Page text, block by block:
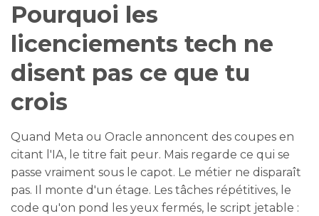
Pourquoi les
licenciements tech ne
disent pas ce que tu
crois
Quand Meta ou Oracle annoncent des coupes en
citant l'IA, le titre fait peur. Mais regarde ce qui se
passe vraiment sous le capot. Le métier ne disparaît
pas. Il monte d'un étage. Les tâches répétitives, le
code qu'on pond les yeux fermés, le script jetable :